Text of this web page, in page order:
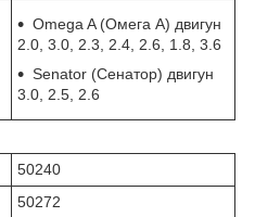
Omega A (Омега А) двигун
2.0, 3.0, 2.3, 2.4, 2.6, 1.8, 3.6
Senator (Сенатор) двигун
3.0, 2.5, 2.6
50240
50272